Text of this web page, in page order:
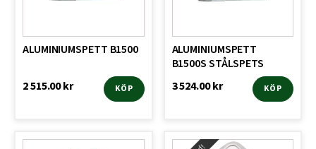
ALUMINIUMSPETT B1500
2 515.00kr KÖP
ALUMINIUMSPETT
B1500S STÅLSPETS
3 524.00kr KÖP